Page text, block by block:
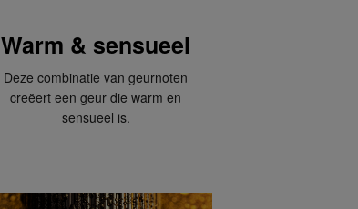
Warm & sensueel
Deze combinatie van geurnoten
creëert een geur die warm en
sensueel is.